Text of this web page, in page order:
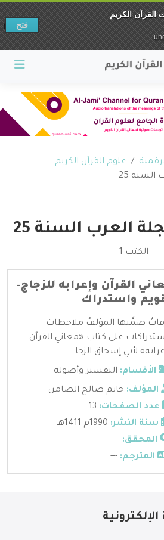
علوم القرآن الكريم
25
العرب السنة 25
الكتب 1
القرآن وإعرابه للزجاج-
واستدراك
ضمَّنها المؤلفُ ملاحظات
على كتاب «معاني القرآن
لأبي إسحاق الزجا ...
الأقسام: التفسير وأصوله
المؤلف: حاتم صالح الضامن
عدد الصفحات:
سنة النشر:
المحقق: ---
المترجم: ---
القرآن الكريم
فتح